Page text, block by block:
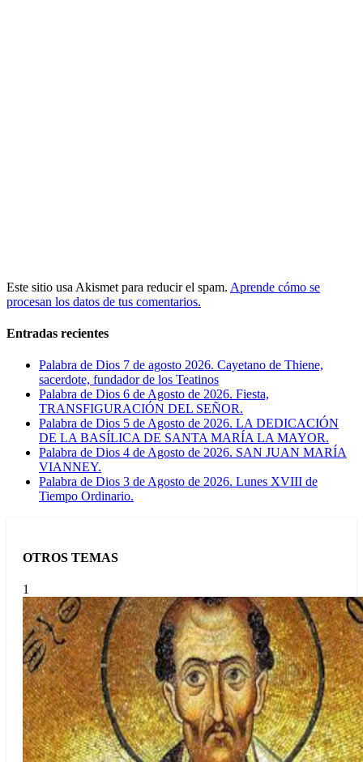
Este sitio usa Akismet para reducir el spam. Aprende cómo se
procesan los datos de tus comentarios.
Entradas recientes
Palabra de Dios 7 de agosto 2026. Cayetano de Thiene,
sacerdote, fundador de los Teatinos
Palabra de Dios 6 de Agosto de 2026. Fiesta,
TRANSFIGURACIÓN DEL SEÑOR.
Palabra de Dios 5 de Agosto de 2026. LA DEDICACIÓN
DE LA BASÍLICA DE SANTA MARÍA LA MAYOR.
Palabra de Dios 4 de Agosto de 2026. SAN JUAN MARÍA
VIANNEY.
Palabra de Dios 3 de Agosto de 2026. Lunes XVIII de
Tiempo Ordinario.
OTROS TEMAS
1